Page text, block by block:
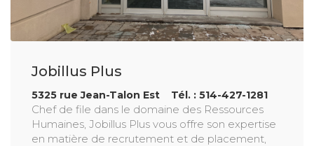
Jobillus Plus
5325 rue Jean-Talon Est Tél. : 514-427-1281
Chef de file dans le domaine des Ressources
Humaines, Jobillus Plus vous offre son expertise
en matière de recrutement et de placement,